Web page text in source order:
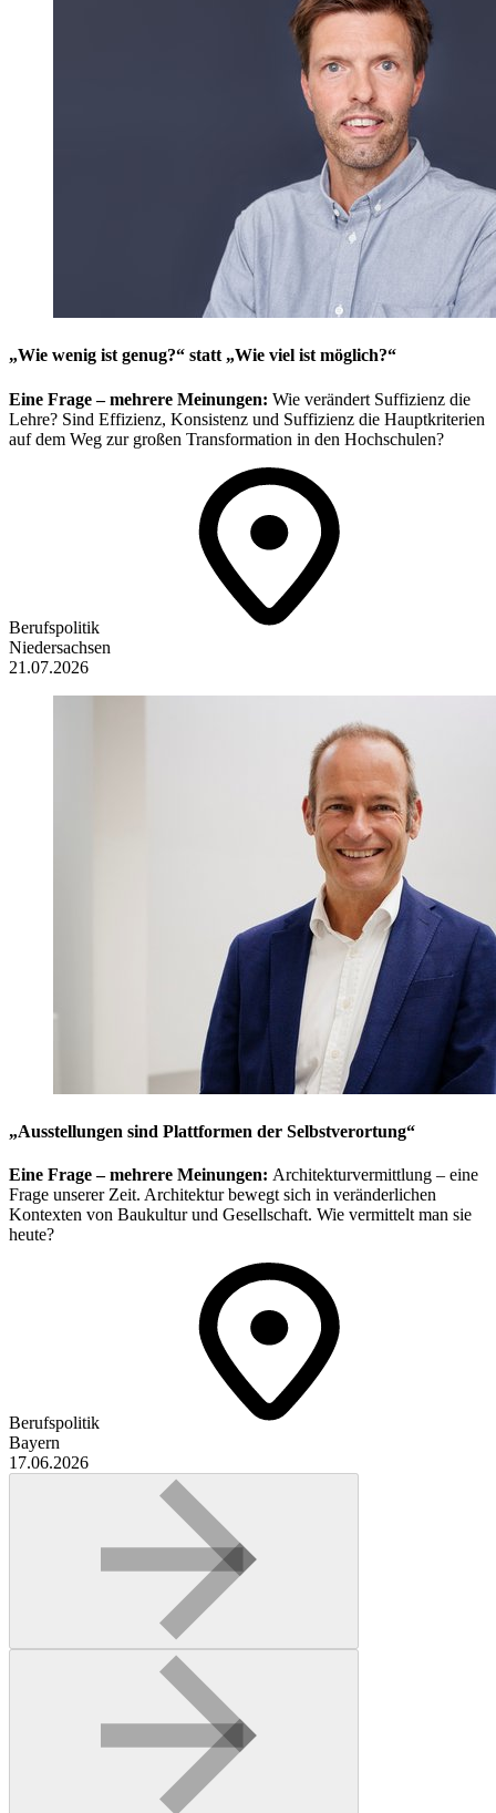
„Wie wenig ist genug?“ statt „Wie viel ist möglich?“
Eine Frage – mehrere Meinungen: Wie verändert Suffizienz die
Lehre? Sind Effizienz, Konsistenz und Suffizienz die Hauptkriterien
auf dem Weg zur großen Transformation in den Hochschulen?
Berufspolitik
Niedersachsen
21.07.2026
„Ausstellungen sind Plattformen der Selbstverortung“
Eine Frage – mehrere Meinungen: Architekturvermittlung – eine
Frage unserer Zeit. Architektur bewegt sich in veränderlichen
Kontexten von Baukultur und Gesellschaft. Wie vermittelt man sie
heute?
Berufspolitik
Bayern
17.06.2026